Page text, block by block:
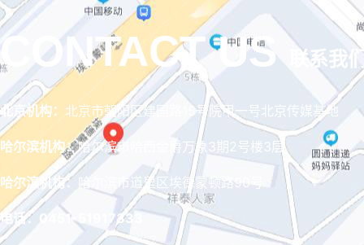
CONTACT US 联系我
北京机构： 北京市朝阳区建国路15号院甲一号北京传媒基地
哈尔滨机构：哈尔滨市哈西金爵万象3期2号楼3层
哈尔滨机构： 哈尔滨市道里区埃德蒙顿路90号
电话：0451-51917333